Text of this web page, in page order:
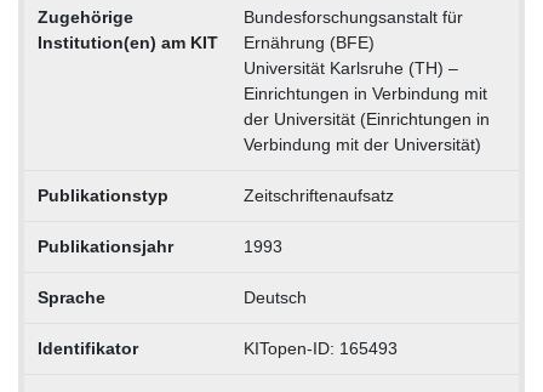
Zugehörige
Institution(en) am KIT
Bundesforschungsanstalt für
Ernährung (BFE)
Universität Karlsruhe (TH) –
Einrichtungen in Verbindung mit
der Universität (Einrichtungen in
Verbindung mit der Universität)
Publikationstyp Zeitschriftenaufsatz
Publikationsjahr 1993
Sprache Deutsch
Identifikator KITopen-ID: 165493